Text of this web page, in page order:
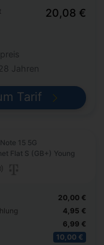
20,08 €
Jahren
Tarif
15 5G
Flat S (GB+) Young
20,00 €
4,95 €
6,99 €
10,00 €